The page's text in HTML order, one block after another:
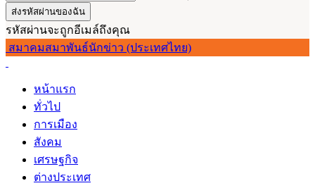
รหัสผ่านจะถูกอีเมล์ถึงคุณ
สมาคมสมาพันธ์นักข่าว (ประเทศไทย)
หน้าแรก
ทั่วไป
การเมือง
สังคม
เศรษฐกิจ
ต่างประเทศ